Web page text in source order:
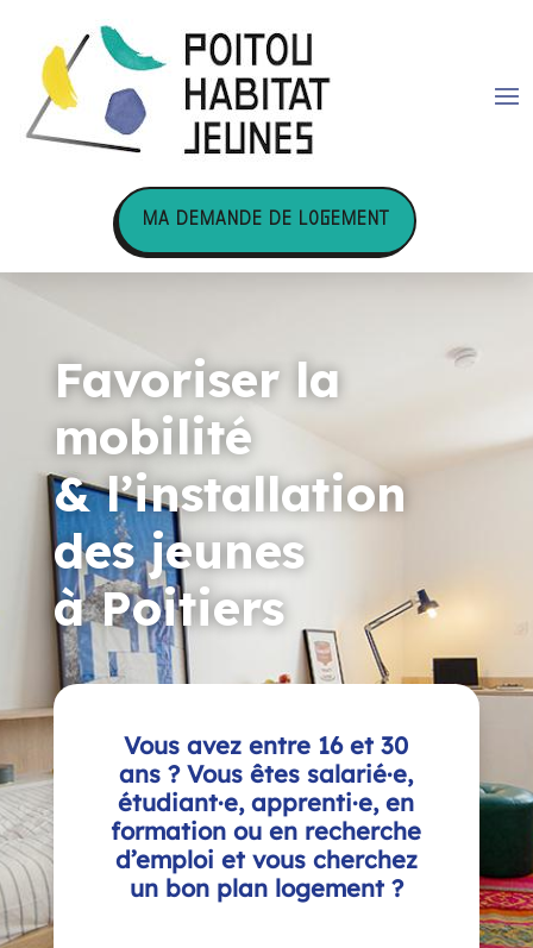
MA DEMANDE DE LOGEMENT
Favoriser la
mobilité
& l’installation
des jeunes
à Poitiers
Vous avez entre 16 et 30
ans ? Vous êtes salarié·e,
étudiant·e, apprenti·e, en
formation ou en recherche
d’emploi et vous cherchez
un bon plan logement ?